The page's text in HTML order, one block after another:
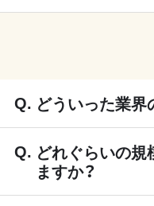
どういった業界
どれぐらいの
ますか？